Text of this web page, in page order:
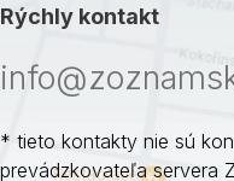
Rýchly kontakt
* tieto kontakty nie sú
prevádzkovateľa servera